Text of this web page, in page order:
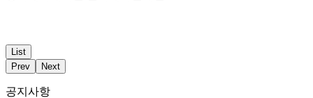
List
Prev
Next
공지사항